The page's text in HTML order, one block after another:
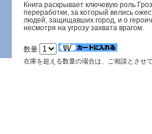
Книга раскрывает ключевую роль
переработки, за который велись
людей, защищавших город, и о
несмотря на угрозу захвата врагом.
数量
在庫を超える数量の場合は、ご相談とさせ